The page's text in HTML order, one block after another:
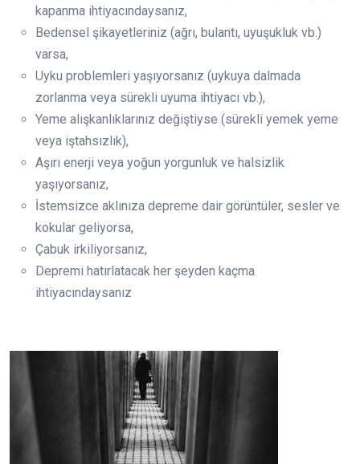
kapanma ihtiyacındaysanız,
Bedensel şikayetleriniz (ağrı, bulantı, uyuşukluk vb.)
varsa,
Uyku problemleri yaşıyorsanız (uykuya dalmada
zorlanma veya sürekli uyuma ihtiyacı vb.),
Yeme alışkanlıklarınız değiştiyse (sürekli yemek yeme
veya iştahsızlık),
Aşırı enerji veya yoğun yorgunluk ve halsizlik
yaşıyorsanız,
İstemsizce aklınıza depreme dair görüntüler, sesler ve
kokular geliyorsa,
Çabuk irkiliyorsanız,
Depremi hatırlatacak her şeyden kaçma
ihtiyacındaysanız